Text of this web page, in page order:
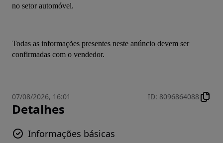
no setor automóvel.
Todas as informações presentes neste anúncio devem ser
confirmadas com o vendedor.
07/08/2026, 16:01 ID: 8096864088
Detalhes
Informações básicas